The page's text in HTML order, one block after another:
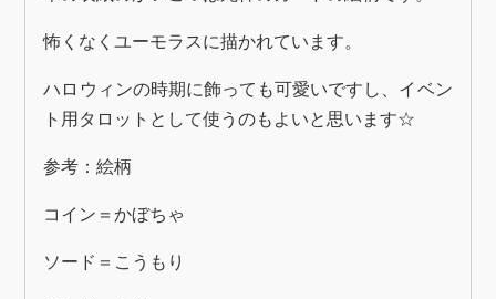
怖くなくユーモラスに描かれています。
ハロウィンの時期に飾っても可愛いですし、イベン
ト用タロットとして使うのもよいと思います☆
参考：絵柄
コイン＝かぼちゃ
ソード＝こうもり